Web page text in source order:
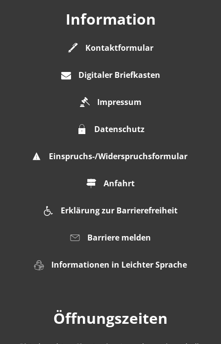
Information
Kontaktformular
Digitaler Briefkasten
Impressum
Datenschutz
Einspruchs-/Widerspruchsformular
Anfahrt
Erklärung zur Barrierefreiheit
Barriere melden
Informationen in Leichter Sprache
Öffnungszeiten